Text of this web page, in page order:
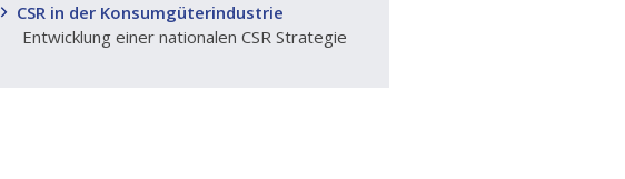
CSR in der Konsumgüterindustrie
Entwicklung einer nationalen CSR Strategie